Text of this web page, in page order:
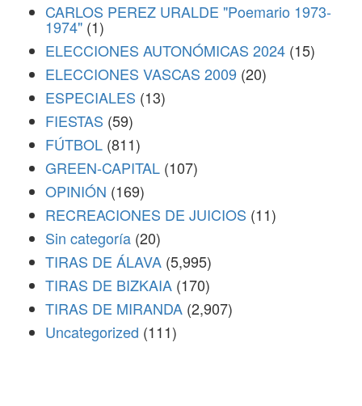
CARLOS PEREZ URALDE "Poemario 1973-
1974" (1)
ELECCIONES AUTONÓMICAS 2024 (15)
ELECCIONES VASCAS 2009 (20)
ESPECIALES (13)
FIESTAS (59)
FÚTBOL (811)
GREEN-CAPITAL (107)
OPINIÓN (169)
RECREACIONES DE JUICIOS (11)
Sin categoría (20)
TIRAS DE ÁLAVA (5,995)
TIRAS DE BIZKAIA (170)
TIRAS DE MIRANDA (2,907)
Uncategorized (111)